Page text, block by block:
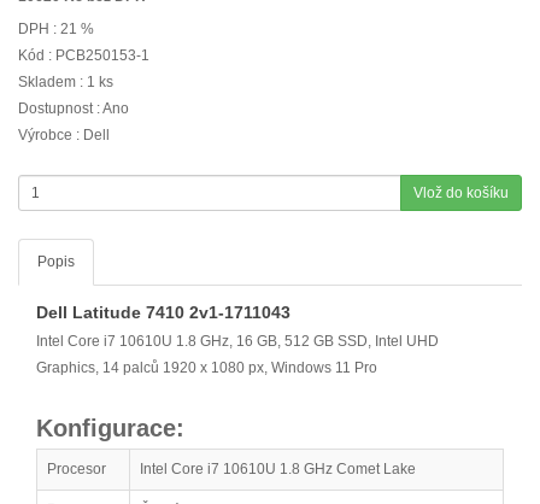
DPH : 21 %
Kód : PCB250153-1
Skladem : 1 ks
Dostupnost : Ano
Výrobce : Dell
Vlož do košíku
Popis
Dell Latitude 7410 2v1-1711043
Intel Core i7 10610U 1.8 GHz, 16 GB, 512 GB SSD, Intel UHD
Graphics, 14 palců 1920 x 1080 px, Windows 11 Pro
Konfigurace:
Procesor Intel Core i7 10610U 1.8 GHz Comet Lake